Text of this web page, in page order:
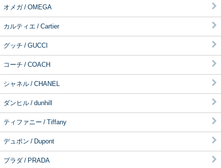
オメガ / OMEGA
カルティエ / Cartier
グッチ / GUCCI
コーチ / COACH
シャネル / CHANEL
ダンヒル / dunhill
ティファニー / Tiffany
デュポン / Dupont
プラダ / PRADA